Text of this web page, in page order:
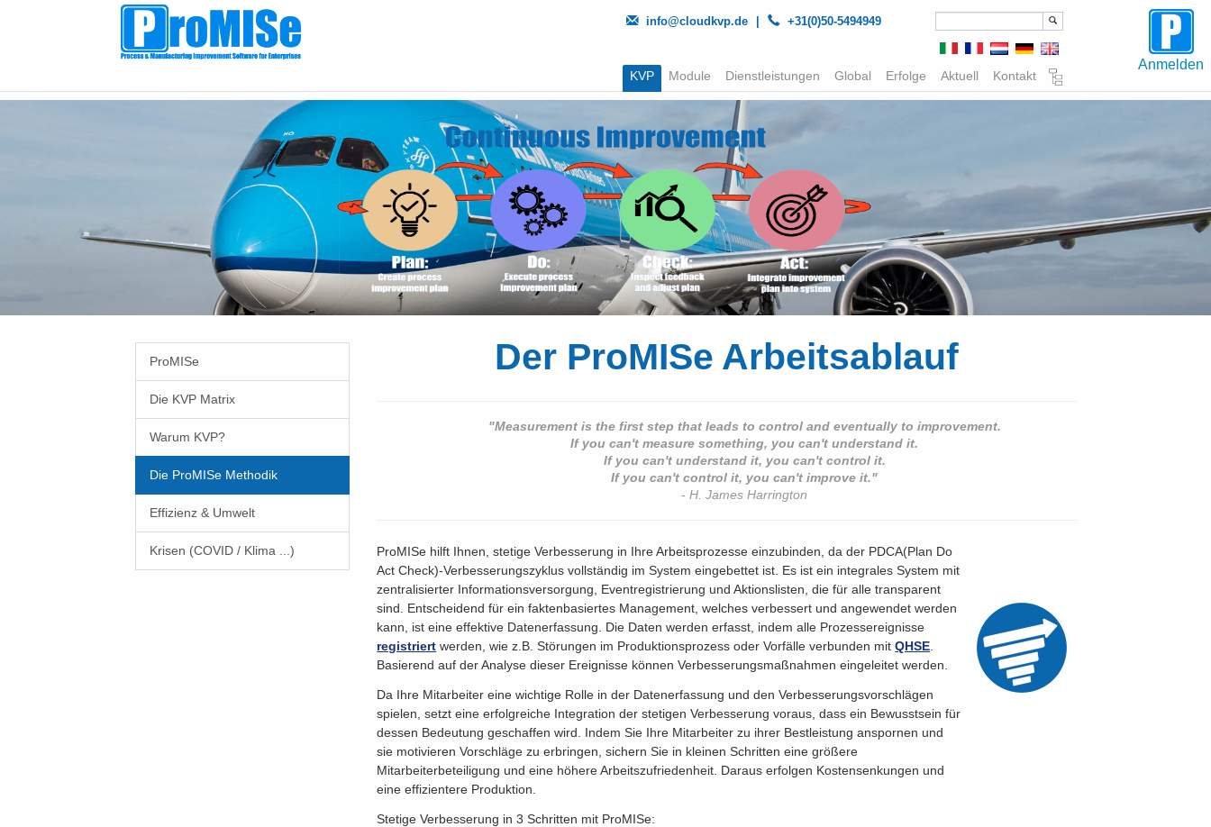
info@cloudkvp.de +31(0)50-5494949
Anmelden
KVP Module Dienstleistungen Global Erfolge Aktuell Kontakt
ProMISe
Die KVP Matrix
Warum KVP?
Die ProMISe Methodik
Effizienz & Umwelt
Krisen (COVID / Klima ...)
Der ProMISe Arbeitsablauf
"Measurement is the first step that leads to control and eventually to improvement.
If you can't measure something, you can't understand it.
If you can't understand it, you can't control it.
If you can't control it, you can't improve it."
- H. James Harrington
ProMISe hilft Ihnen, stetige Verbesserung in Ihre Arbeitsprozesse einzubinden, da der PDCA(Plan Do
Act Check)-Verbesserungszyklus vollständig im System eingebettet ist. Es ist ein integrales System mit
zentralisierter Informationsversorgung, Eventregistrierung und Aktionslisten, die für alle transparent
sind. Entscheidend für ein faktenbasiertes Management, welches verbessert und angewendet werden
kann, ist eine effektive Datenerfassung. Die Daten werden erfasst, indem alle Prozessereignisse
registriert werden, wie z.B. Störungen im Produktionsprozess oder Vorfälle verbunden mitQHSE
Basierend auf der Analyse dieser Ereignisse können Verbesserungsmaßnahmen eingeleitet werden.
Da Ihre Mitarbeiter eine wichtige Rolle in der Datenerfassung und den Verbesserungsvorschlägen
spielen, setzt eine erfolgreiche Integration der stetigen Verbesserung voraus, dass ein Bewusstsein für
dessen Bedeutung geschaffen wird. Indem Sie Ihre Mitarbeiter zu ihrer Bestleistung anspornen und
sie motivieren Vorschläge zu erbringen, sichern Sie in kleinen Schritten eine größere
Mitarbeiterbeteiligung und eine höhere Arbeitszufriedenheit. Daraus erfolgen Kostensenkungen und
eine effizientere Produktion.
Stetige Verbesserung in 3 Schritten mit ProMISe: